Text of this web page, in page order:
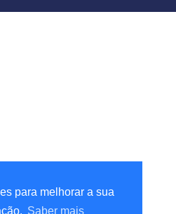
para melhorar a sua
Saber mais